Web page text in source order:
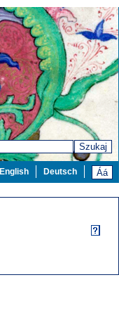
Szukaj
Deutsch
English